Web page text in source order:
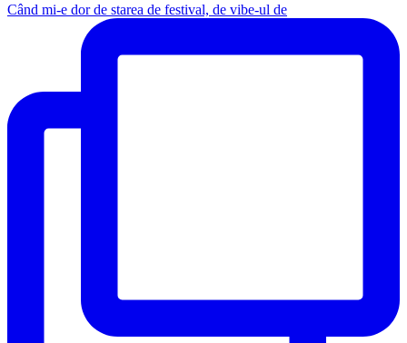
Când mi-e dor de starea de festival, de vibe-ul de